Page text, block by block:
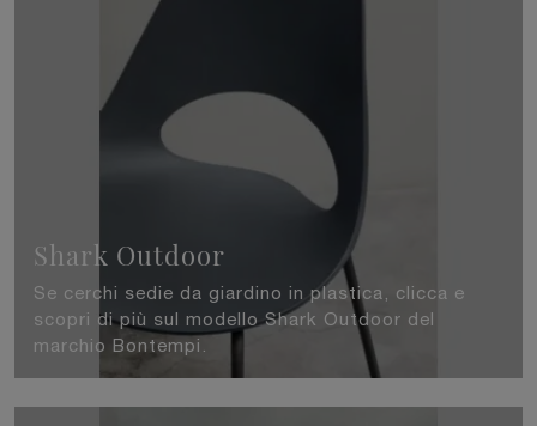
Shark Outdoor
Se cerchi sedie da giardino in plastica, clicca e
scopri di più sul modello Shark Outdoor del
marchio Bontempi.